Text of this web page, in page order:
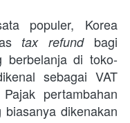
populer, Korea
tax refund bagi
berbelanja di toko-
sebagai VAT
pertambahan
dikenakan